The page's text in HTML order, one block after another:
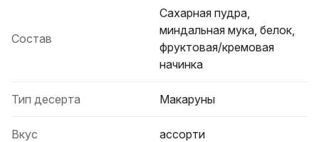
Состав
Сахарная пудра,
миндальная мука, белок,
фруктовая/кремовая
начинка
Тип десерта Макаруны
Вкус ассорти